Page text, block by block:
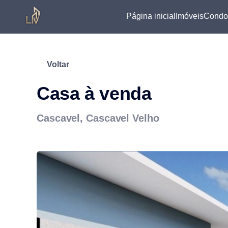
Página inicial Imóveis
Voltar
Casa à venda
Cascavel, Cascavel Velho